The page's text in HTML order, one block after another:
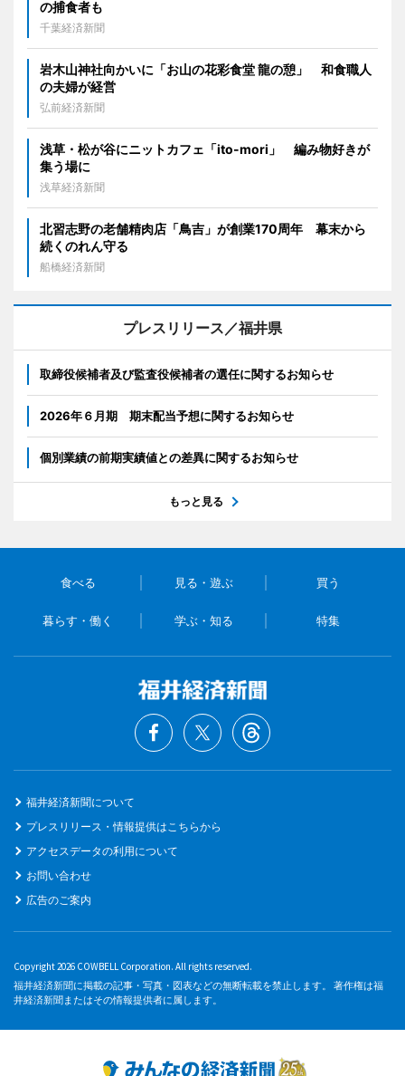
の捕食者も
千葉経済新聞
岩木山神社向かいに「お山の花彩食堂 龍の憩」 和食職人
の夫婦が経営
弘前経済新聞
浅草・松が谷にニットカフェ「ito-mori」 編み物好きが
集う場に
浅草経済新聞
北習志野の老舗精肉店「鳥吉」が創業170周年 幕末から
続くのれん守る
船橋経済新聞
プレスリリース／福井県
取締役候補者及び監査役候補者の選任に関するお知らせ
2026年６月期 期末配当予想に関するお知らせ
個別業績の前期実績値との差異に関するお知らせ
もっと見る
食べる 見る・遊ぶ 買う
暮らす・働く 学ぶ・知る 特集
福井経済新聞について
プレスリリース・情報提供はこちらから
アクセスデータの利用について
お問い合わせ
広告のご案内
Copyright 2026 COWBELL Corporation. All rights reserved.
福井経済新聞に掲載の記事・写真・図表などの無断転載を禁止します。 著作権は福
井経済新聞またはその情報提供者に属します。